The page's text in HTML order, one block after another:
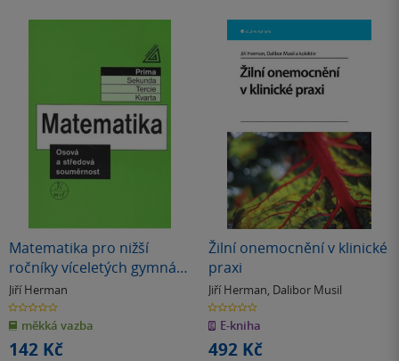
Matematika pro nižší
ročníky víceletých gymnázií
- Osová a středová
souměrnost
Jiří Herman
0.0
z
5
hvězdiček
měkká vazba
142 Kč
Žilní onemocnění v klinické
praxi
Jiří Herman, Dalibor Musil
0.0
z
5
hvězdiček
E-kniha
492 Kč